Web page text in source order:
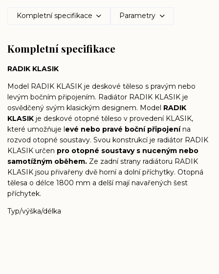
Kompletní specifikace Parametry
Kompletní specifikace
RADIK KLASIK
Model RADIK KLASIK je deskové těleso s pravým nebo
levým bočním připojením. Radiátor RADIK KLASIK je
osvědčený svým klasickým designem. Model RADIK
KLASIK je deskové otopné těleso v provedení KLASIK,
které umožňuje levé nebo pravé boční připojenína
rozvod otopné soustavy. Svou konstrukcí je radiátor RADIK
KLASIK určen pro otopné soustavy s nuceným nebo
samotížným oběhem. Ze zadní strany radiátoru RADIK
KLASIK jsou přivařeny dvě horní a dolní příchytky. Otopná
tělesa o délce 1800 mm a delší mají navařených šest
příchytek.
Typ/výška/délka